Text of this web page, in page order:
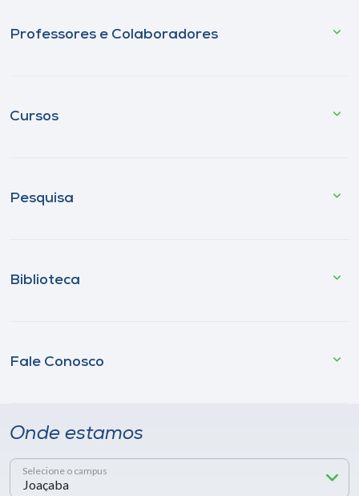
Professores e Colaboradores
Cursos
Pesquisa
Biblioteca
Fale Conosco
Onde estamos
Selecione o campus